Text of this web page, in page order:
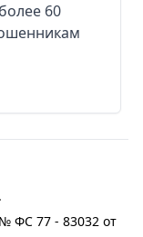
60
ФС 77 - 83032 от